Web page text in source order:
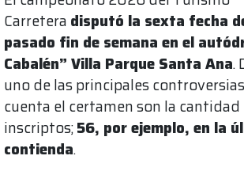
Carretera disputó la sexta fecha
pasado fin de semana en el
Cabalén” Villa Parque Santa Ana.
uno de las principales
cuenta el certamen son la cantidad
inscriptos;56, por ejemplo, en la
contienda.